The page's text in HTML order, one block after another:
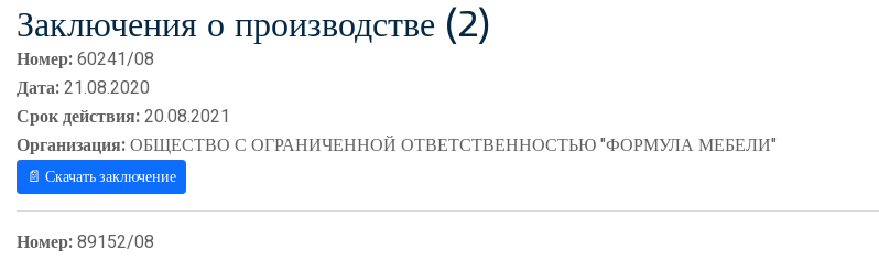
Заключения о производстве (2)
Номер:60241/08
Дата:21.08.2020
Срок действия:20.08.2021
Организация:ОБЩЕСТВО С ОГРАНИЧЕННОЙ ОТВЕТСТВЕННОСТЬЮ "ФОРМУЛА МЕБЕЛИ"
📄 Скачать заключение
Номер:89152/08